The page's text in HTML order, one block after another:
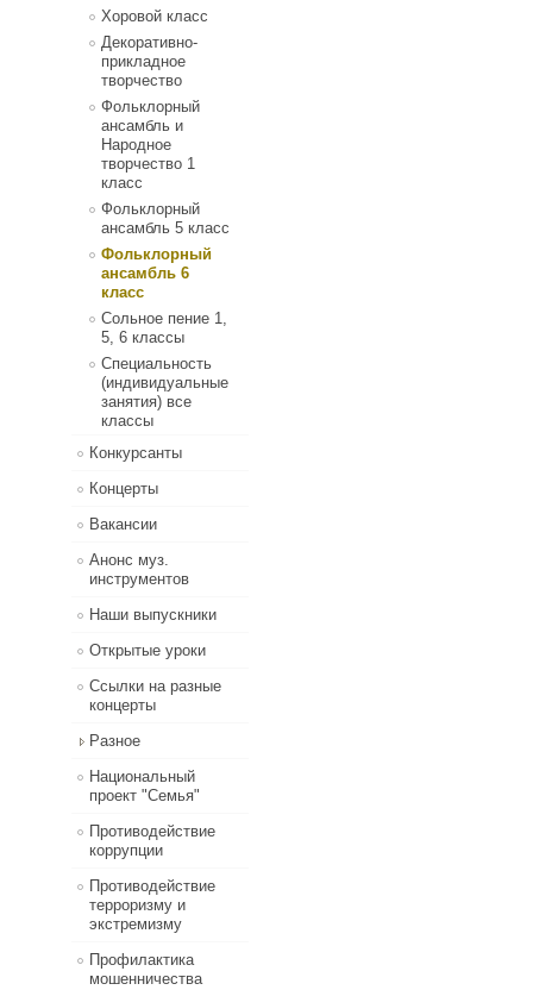
Хоровой класс
Декоративно-
прикладное
творчество
Фольклорный
ансамбль и
Народное
творчество 1
класс
Фольклорный
ансамбль 5 класс
Фольклорный
ансамбль 6
класс
Сольное пение 1,
5, 6 классы
Специальность
(индивидуальные
занятия) все
классы
Конкурсанты
Концерты
Вакансии
Анонс муз.
инструментов
Наши выпускники
Открытые уроки
Ссылки на разные
концерты
Разное
Национальный
проект "Семья"
Противодействие
коррупции
Противодействие
терроризму и
экстремизму
Профилактика
мошенничества